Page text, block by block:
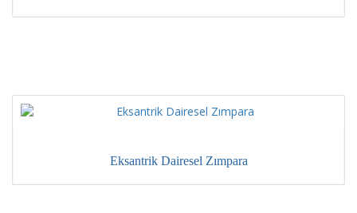
Eksantrik Dairesel Zımpara